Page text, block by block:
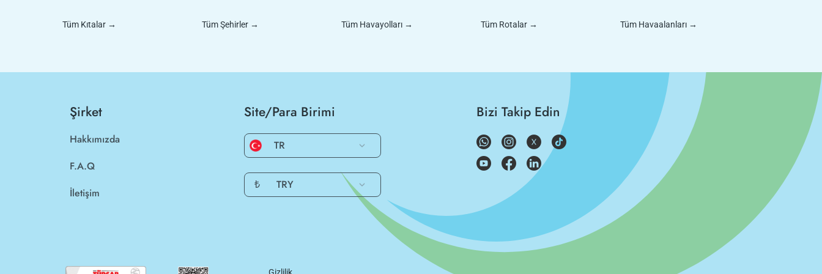
Tüm Kıtalar → Tüm Şehirler → Tüm Havayolları → Tüm Rotalar → Tüm Havaalanları →
Şirket
Hakkımızda
F.A.Q
İletişim
Site/Para Birimi
TR
₺ TRY
Bizi Takip Edin